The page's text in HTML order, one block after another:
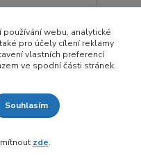
x 0,2 mm (20+24ks)
40,00 Kč/ks
do košíku
webu, analytické
pro účely cílení reklamy
vlastních preferencí
ve spodní části stránek.
Souhlasím
zde.